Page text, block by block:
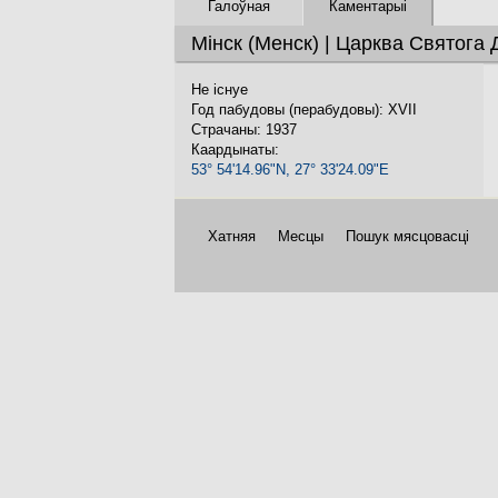
Мінск (Менск) | Царква Святога
Галоўная Каментарыі
Не існуе
Год пабудовы (перабудовы): XVII
Страчаны: 1937
Каардынаты:
53° 54'14.96"N, 27° 33'24.09"E
Хатняя Месцы Пошук мясцовасці